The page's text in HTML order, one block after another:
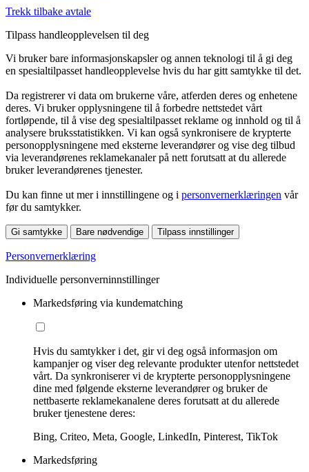
Trekk tilbake avtale
Tilpass handleopplevelsen til deg
Vi bruker bare informasjonskapsler og annen teknologi til å gi deg
en spesialtilpasset handleopplevelse hvis du har gitt samtykke til det.
Da registrerer vi data om brukerne våre, atferden deres og enhetene
deres. Vi bruker opplysningene til å forbedre nettstedet vårt
fortløpende, til å vise deg spesialtilpasset reklame og innhold og til å
analysere bruksstatistikken. Vi kan også synkronisere de krypterte
personopplysningene med eksterne leverandører og vise deg tilbud
via leverandørenes reklamekanaler på nett forutsatt at du allerede
bruker leverandørenes tjenester.
Du kan finne ut mer i innstillingene og i personvernerklæringen vår
før du samtykker.
Gi samtykke Bare nødvendige Tilpass innstillinger
Personvernerklæring
Individuelle personverninnstillinger
Markedsføring via kundematching
Hvis du samtykker i det, gir vi deg også informasjon om
kampanjer og viser deg relevante produkter utenfor nettstedet
vårt. Da synkroniserer vi de krypterte personopplysningene
dine med følgende eksterne leverandører og bruker de
nettbaserte reklamekanalene deres forutsatt at du allerede
bruker tjenestene deres:
Bing, Criteo, Meta, Google, LinkedIn, Pinterest, TikTok
Markedsføring